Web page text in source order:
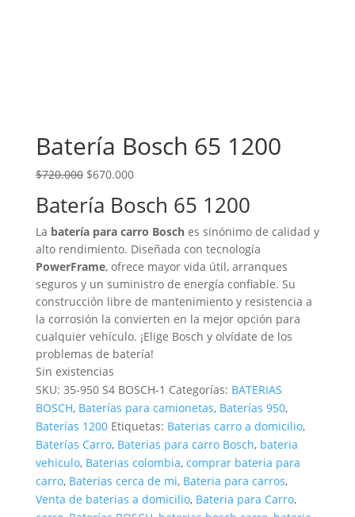
Batería Bosch 65 1200
$720.000 El precio original era: $720.000.
$670.000El precio actual es: $670.000.
Batería Bosch 65 1200
La batería para carro Bosches sinónimo de calidad y
alto rendimiento. Diseñada con tecnología
PowerFrame, ofrece mayor vida útil, arranques
seguros y un suministro de energía confiable. Su
construcción libre de mantenimiento y resistencia a
la corrosión la convierten en la mejor opción para
cualquier vehículo. ¡Elige Bosch y olvídate de los
problemas de batería!
Sin existencias
SKU: 35-950 S4 BOSCH-1 Categorías: BATERIAS
BOSCH, Baterías para camionetas, Baterías 950,
Baterías 1200 Etiquetas: Baterias carro a domicilio,
Baterías Carro, Baterias para carro Bosch, bateria
vehiculo, Baterias colombia, comprar bateria para
carro, Baterias cerca de mi, Bateria para carros,
Venta de baterias a domicilio, Bateria para Carro,